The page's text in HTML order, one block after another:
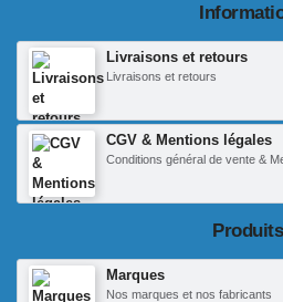
Livraisons et retours
Livraisons et retours
CGV & Mentions légales
Conditions général de vente &
Produits
Marques
Nos marques et nos fabricants